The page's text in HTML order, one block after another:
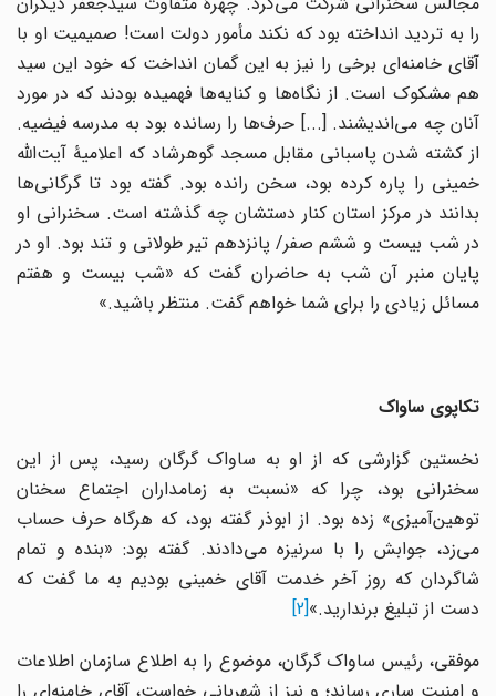
را به تردید انداخته بود که نکند مأمور دولت است! صمیمیت او با
آقای خامنه‌ای برخی را نیز به این گمان انداخت که خود این سید
هم مشکوک است. از نگاه‌ها و کنایه‌ها فهمیده بودند که در مورد
آنان چه می‌اندیشند. [...] حرف‌ها را رسانده بود به مدرسه فیضیه.
از کشته شدن پاسبانی مقابل مسجد گوهرشاد که اعلامیۀ آیت‌الله
خمینی را پاره کرده بود، سخن رانده بود. گفته بود تا گرگانی‌ها
بدانند در مرکز استان کنار دستشان چه گذشته است. سخنرانی او
در شب بیست و ششم صفر/ پانزدهم تیر طولانی و تند بود. او در
پایان منبر آن شب به حاضران گفت که «شب بیست و هفتم
مسائل زیادی را برای شما خواهم گفت. منتظر باشید.»
تکاپوی ساواک
نخستین گزارشی که از او به ساواک گرگان رسید، پس از این
سخنرانی بود، چرا که «نسبت به زمامداران اجتماع سخنان
توهین‌آمیزی» زده بود. از ابوذر گفته بود، که هرگاه حرف حساب
می‌زد، جوابش را با سرنیزه می‌دادند. گفته بود: «بنده و تمام
شاگردان که روز آخر خدمت آقای خمینی بودیم به ما گفت که
دست از تبلیغ برندارید.»[2]
موفقی، رئیس ساواک گرگان، موضوع را به اطلاع سازمان اطلاعات